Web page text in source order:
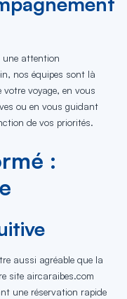
une attention
nos équipes sont là
voyage, en vous
ou en vous guidant
de vos priorités.
:
aussi agréable que la
site aircaraibes.com
une réservation rapide